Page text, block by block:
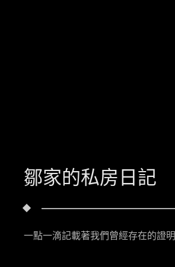
鄒家的私房日記
一點一滴記載著我們曾經存在的證明